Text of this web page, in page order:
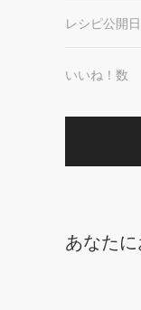
レシピ公開日
いいね！数
あなた